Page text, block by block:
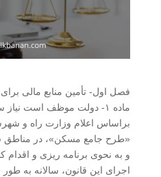
فصل اول- تأمین منابع مالی
ماده ۱- دولت موظف است
براساس اعلام وزارت راه و
«طرح جامع مسکن»، در مناطق
و به نحوی برنامه ریزی و اقدام
اجرای این قانون، سالانه به